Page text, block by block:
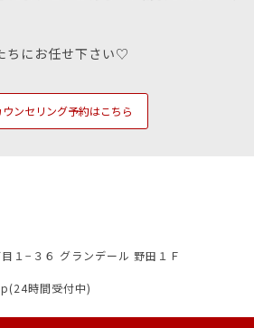
ちにお任せ下さい♡
ンセリング予約はこちら
１−３６ グランデール 野田１Ｆ
時間受付中)